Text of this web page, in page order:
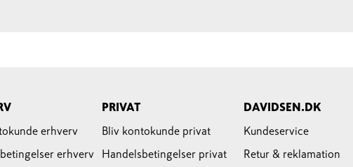
erhverv
erhverv
PRIVAT
Bliv kontokunde privat
Handelsbetingelser privat
DAVIDSEN.DK
Kundeservice
Retur & reklamation